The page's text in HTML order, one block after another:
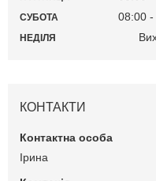
СУБОТА 08:00
НЕДІЛЯ
КОНТАКТИ
Ірина